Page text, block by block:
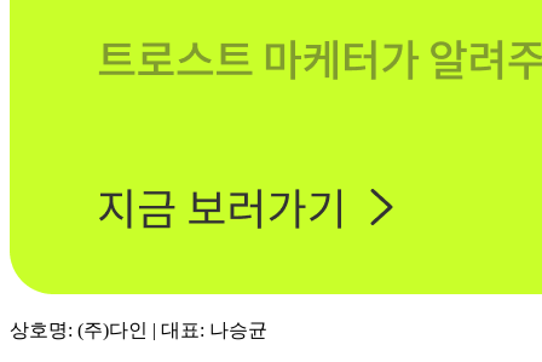
상호명: (주)다인 | 대표: 나승균